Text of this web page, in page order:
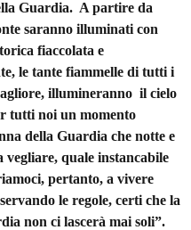
Guardia. A partire da
saranno illuminati con
fiaccolata e
le tante fiammelle di tutti i
illumineranno il cielo
tutti noi un momento
della Guardia che notte e
vegliare, quale instancabile
pertanto, a vivere
le regole, certi che la
non ci lascerà mai soli”.